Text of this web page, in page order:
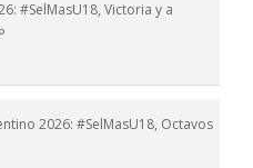
#SelMasU18, Victoria y a
2026: #SelMasU18, Octavos